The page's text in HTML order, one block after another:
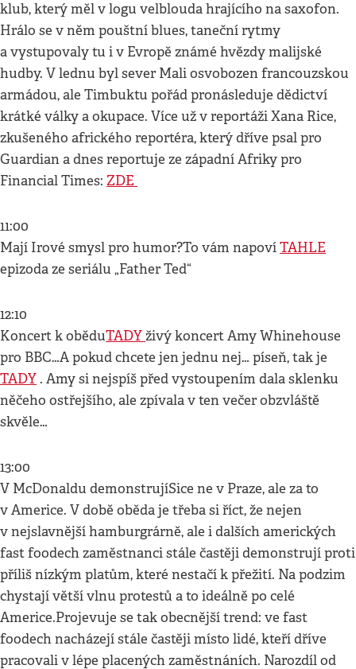
klub, který měl v logu velblouda hrajícího na saxofon.
Hrálo se v něm pouštní blues, taneční rytmy
a vystupovaly tu i v Evropě známé hvězdy malijské
hudby. V lednu byl sever Mali osvobozen francouzskou
armádou, ale Timbuktu pořád pronásleduje dědictví
krátké války a okupace. Více už v reportáži Xana Rice,
zkušeného afrického reportéra, který dříve psal pro
Guardian a dnes reportuje ze západní Afriky pro
Financial Times: ZDE
11:00
Mají Irové smysl pro humor?To vám napovíTAHLE
epizoda ze seriálu „Father Ted“
12:10
Koncert k oběduTADYživý koncert Amy Whinehouse
pro BBC…A pokud chcete jen jednu nej… píseň, tak je
TADY. Amy si nejspíš před vystoupením dala sklenku
něčeho ostřejšího, ale zpívala v ten večer obzvláště
skvěle…
13:00
V McDonaldu demonstrujíSice ne v Praze, ale za to
v Americe. V době oběda je třeba si říct, že nejen
v nejslavnější hamburgrárně, ale i dalších amerických
fast foodech zaměstnanci stále častěji demonstrují proti
příliš nízkým platům, které nestačí k přežití. Na podzim
chystají větší vlnu protestů a to ideálně po celé
Americe.Projevuje se tak obecnější trend: ve fast
foodech nacházejí stále častěji místo lidé, kteří dříve
pracovali v lépe placených zaměstnáních. Narozdíl od